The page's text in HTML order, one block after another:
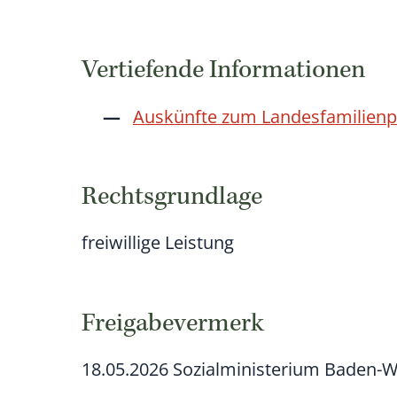
Vertiefende Informationen
Auskünfte zum
Rechtsgrundlage
freiwillige Leistung
Freigabevermerk
18.05.2026 Sozialministerium Baden-